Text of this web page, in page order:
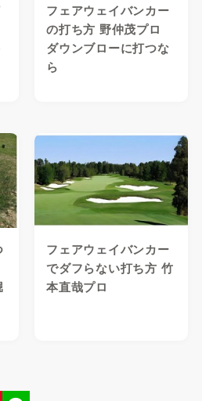
フェアウェイバンカー
の打ち方 野仲茂プロ
ダウンブローに打つな
ら
フェアウェイバンカー
でダフらない打ち方 竹
本直哉プロ